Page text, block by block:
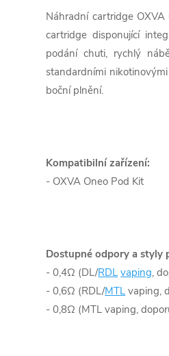
Náhradní cartridge
cartridge disponující
podání chuti, rychlý
standardními
boční plnění.
Kompatibilní zařízení:
- OXVA Oneo Pod Kit
Dostupné odpory a styly
- 0,4Ω (DL/RDL vaping,
- 0,6Ω (RDL/MTL vaping,
- 0,8Ω (MTL vaping,